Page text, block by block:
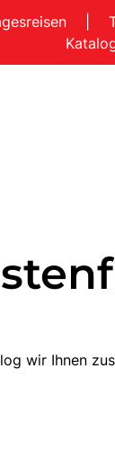
wir Ihnen